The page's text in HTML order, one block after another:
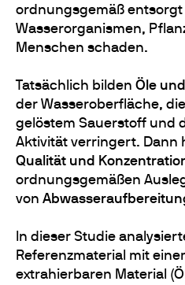
ordnungsgemäß entsorgt
Wasserorganismen,
Menschen schaden.
Tatsächlich bilden Öle
der Wasseroberfläche,
gelöstem Sauerstoff und
Aktivität verringert. Dann
Qualität und
ordnungsgemäßen
von
In dieser Studie
Referenzmaterial mit
extrahierbaren Material